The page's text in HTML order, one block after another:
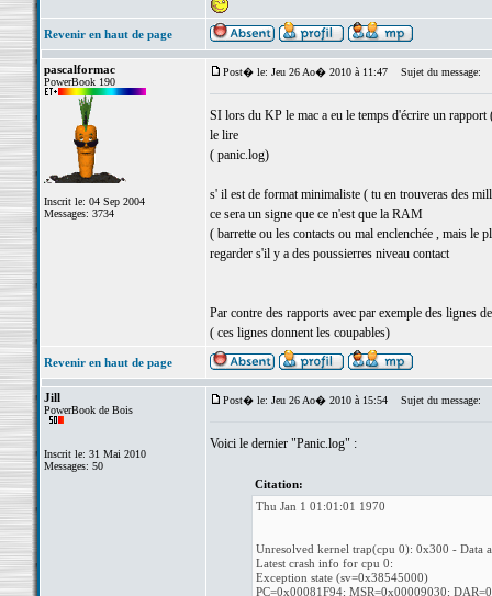
Revenir en haut de page
pascalformac
PowerBook 190
Inscrit le: 04 Sep 2004
Messages: 3734
Post� le: Jeu 26 Ao� 2010 à 11:47 Sujet du message:
SI lors du KP le mac a eu le temps d'écrire un rapport
le lire
( panic.log)
s' il est de format minimaliste ( tu en trouveras des
ce sera un signe que ce n'est que la RAM
( barrette ou les contacts ou mal enclenchée , mais le
regarder s'il y a des poussierres niveau contact
Par contre des rapports avec par exemple des lignes
( ces lignes donnent les coupables)
Revenir en haut de page
Jill
PowerBook de Bois
Inscrit le: 31 Mai 2010
Messages: 50
Post� le: Jeu 26 Ao� 2010 à 15:54 Sujet du message:
Voici le dernier "Panic.log" :
Citation:
Thu Jan 1 01:01:01 1970
Unresolved kernel trap(cpu 0): 0x300 - Data
Latest crash info for cpu 0:
Exception state (sv=0x38545000)
PC=0x00081F94; MSR=0x00009030;